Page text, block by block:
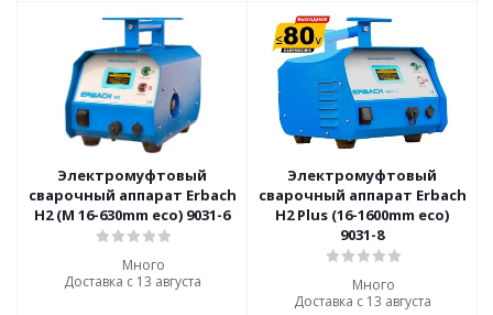
Электромуфтовый
сварочный аппарат Erbach
H2 (M 16-630mm eco) 9031-6
Много
Доставка с 13 августа
Электромуфтовый
сварочный аппарат Erbach
H2 Plus (16-1600mm eco)
9031-8
Много
Доставка с 13 августа